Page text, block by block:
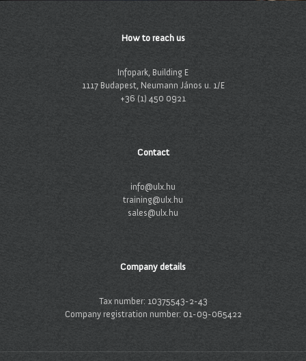
How to reach us
Infopark, Building E
1117 Budapest, Neumann János u. 1/E
+36 (1) 450 0921
Contact
info@ulx.hu
training@ulx.hu
sales@ulx.hu
Company details
Tax number: 10375543-2-43
Company registration number: 01-09-065422